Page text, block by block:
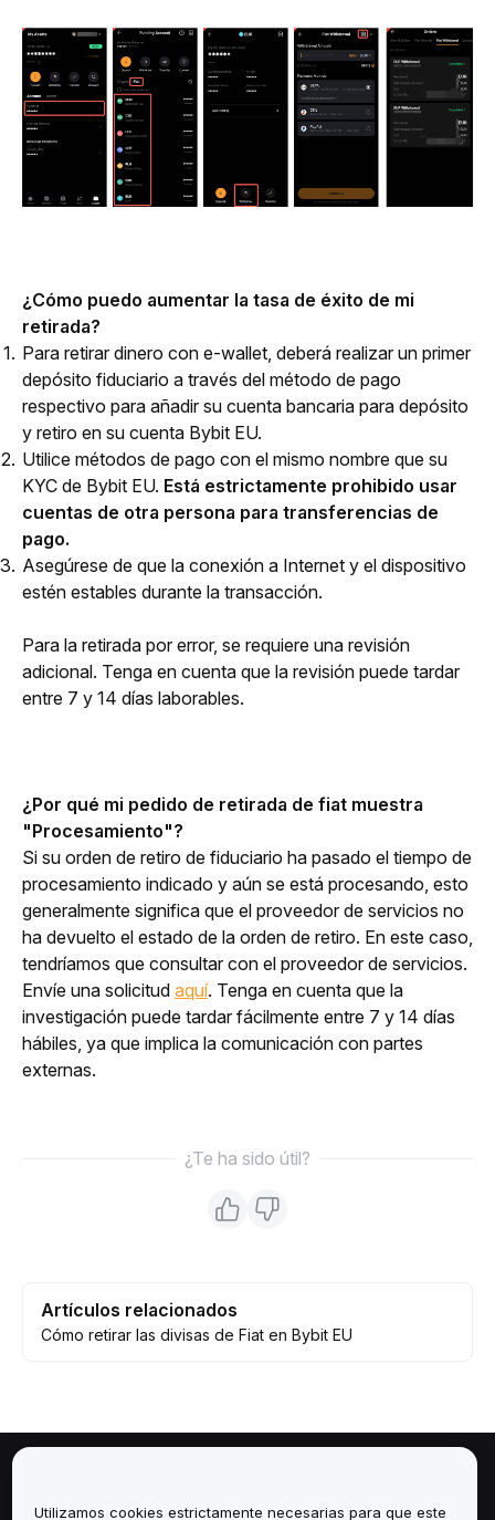
¿Cómo puedo aumentar la tasa de éxito de mi
retirada?
Para retirar dinero con e-wallet, deberá realizar un primer
depósito fiduciario a través del método de pago
respectivo para añadir su cuenta bancaria para depósito
y retiro en su cuenta Bybit EU.
Utilice métodos de pago con el mismo nombre que su
KYC de Bybit EU. Está estrictamente prohibido usar
cuentas de otra persona para transferencias de
pago.
Asegúrese de que la conexión a Internet y el dispositivo
estén estables durante la transacción.
Para la retirada por error, se requiere una revisión
adicional. Tenga en cuenta que la revisión puede tardar
entre 7 y 14 días laborables.
¿Por qué mi pedido de retirada de fiat muestra
"Procesamiento"?
Si su orden de retiro de fiduciario ha pasado el tiempo de
procesamiento indicado y aún se está procesando, esto
generalmente significa que el proveedor de servicios no
ha devuelto el estado de la orden de retiro. En este caso,
tendríamos que consultar con el proveedor de servicios.
Envíe una solicitud aquí. Tenga en cuenta que la
investigación puede tardar fácilmente entre 7 y 14 días
hábiles, ya que implica la comunicación con partes
externas.
¿Te ha sido útil?
Artículos relacionados
Cómo retirar las divisas de Fiat en Bybit EU
Utilizamos cookies estrictamente necesarias para que este